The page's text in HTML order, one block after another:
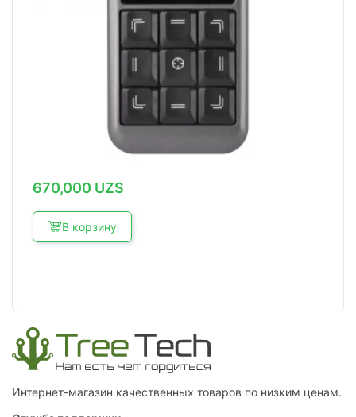
670,000 UZS
В корзину
Интернет-магазин качественных товаров по низким ценам.